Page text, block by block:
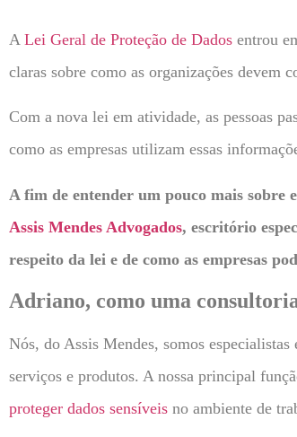
A Lei Geral de Proteção de Dados entrou
claras sobre como as organizações devem
Com a nova lei em atividade, as pessoas
como as empresas utilizam essas
A fim de entender um pouco mais sobre
Assis Mendes Advogados, escritório
respeito da lei e de como as empresas
Adriano, como uma
Nós, do Assis Mendes, somos
serviços e produtos. A nossa principal
proteger dados sensíveis no ambiente de